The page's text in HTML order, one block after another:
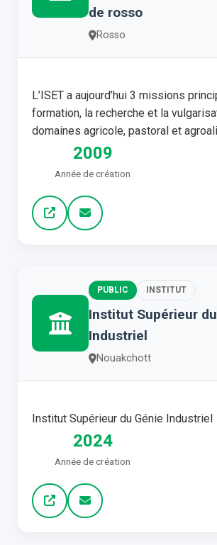
de rosso
Rosso
L’ISET a aujourd’hui 3 missions
formation, la recherche et la
domaines agricole, pastoral et
2009
Année de création
PUBLIC INSTITUT
Institut Supérieur
Industriel
Nouakchott
Institut Supérieur du Génie Industriel
2024
Année de création